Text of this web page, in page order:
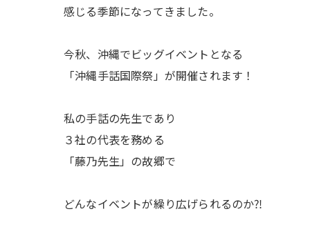
感じる季節になってきました。
今秋、沖縄でビッグイベントとなる
「沖縄手話国際祭」が開催されます！
私の手話の先生であり
３社の代表を務める
「藤乃先生」の故郷で
どんなイベントが繰り広げられるのか⁈